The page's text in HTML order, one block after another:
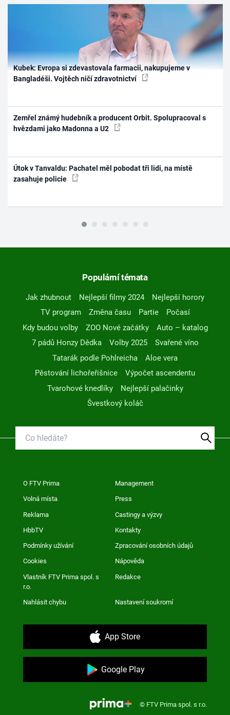
Kubek: Evropa si zdevastovala farmacii, nakupujeme v
Bangladéši. Vojtěch ničí zdravotnictví
Zemřel známý hudebník a producent Orbit. Spolupracoval s
hvězdami jako Madonna a U2
Útok v Tanvaldu: Pachatel měl pobodat tři lidi, na místě
zasahuje policie
Populární témata
Jak zhubnout Nejlepší filmy 2024
Nejlepší horory
TV program
Změna času Partie
Počasí
Kdy budou volby
ZOO Nové začátky
Auto – katalog
7 pádů Honzy Dědka
Volby 2025
Svařené víno
Tatarák podle Pohlreicha
Aloe vera
Pěstování lichořeřišnice
Výpočet ascendentu
Tvarohové knedlíky
Nejlepší palačinky
Švestkový koláč
O FTV Prima Management
Volná místa Press
Reklama Castingy a výzvy
HbbTV Kontakty
Podmínky užívání Zpracování osobních údajů
Cookies Nápověda
Vlastník FTV Prima spol. s
r.o.
Redakce
Nahlásit chybu Nastavení soukromí
App Store
Google Play
© FTV Prima spol. s r.o.